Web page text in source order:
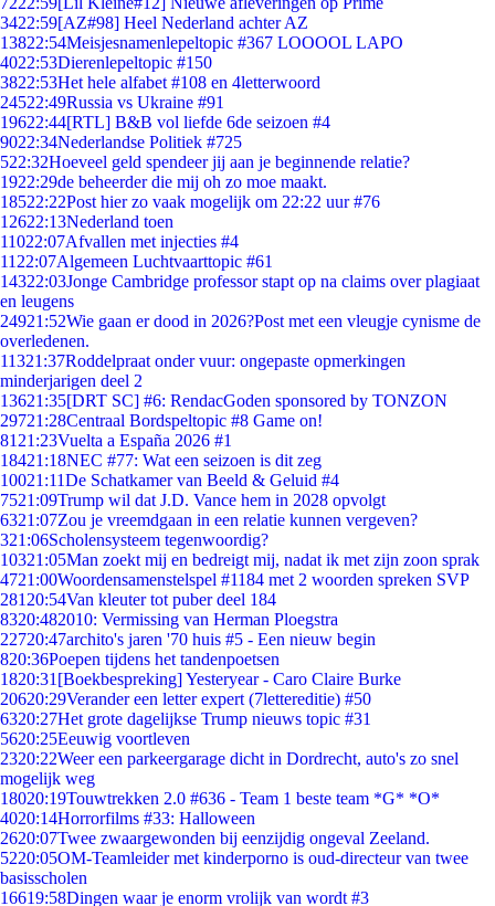
3422:59[AZ#98] Heel Nederland achter AZ
13822:54Meisjesnamenlepeltopic #367 LOOOOL LAPO
4022:53Dierenlepeltopic #150
3822:53Het hele alfabet #108 en 4letterwoord
24522:49Russia vs Ukraine #91
19622:44[RTL] B&B vol liefde 6de seizoen #4
9022:34Nederlandse Politiek #725
522:32Hoeveel geld spendeer jij aan je beginnende relatie?
1922:29de beheerder die mij oh zo moe maakt.
18522:22Post hier zo vaak mogelijk om 22:22 uur #76
12622:13Nederland toen
11022:07Afvallen met injecties #4
11 22:07Algemeen Luchtvaarttopic #61
14322:03Jonge Cambridge professor stapt op na claims over plagiaat
en leugens
24921:52Wie gaan er dood in 2026?Post met een vleugje cynisme de
overledenen.
11321:37Roddelpraat onder vuur: ongepaste opmerkingen
minderjarigen deel 2
13621:35[DRT SC] #6: RendacGoden sponsored by TONZON
29721:28Centraal Bordspeltopic #8 Game on!
81 21:23Vuelta a España 2026 #1
18421:18NEC #77: Wat een seizoen is dit zeg
10021:11De Schatkamer van Beeld & Geluid #4
7521:09Trump wil dat J.D. Vance hem in 2028 opvolgt
6321:07Zou je vreemdgaan in een relatie kunnen vergeven?
321:06Scholensysteem tegenwoordig?
10321:05Man zoekt mij en bedreigt mij, nadat ik met zijn zoon sprak
4721:00Woordensamenstelspel #1184 met 2 woorden spreken SVP
281 20:54Van kleuter tot puber deel 184
8320:482010: Vermissing van Herman Ploegstra
22720:47archito's jaren '70 huis #5 - Een nieuw begin
820:36Poepen tijdens het tandenpoetsen
1820:31 [Boekbespreking] Yesteryear - Caro Claire Burke
20620:29Verander een letter expert (7lettereditie) #50
6320:27Het grote dagelijkse Trump nieuws topic #31
5620:25Eeuwig voortleven
2320:22Weer een parkeergarage dicht in Dordrecht, auto's zo snel
mogelijk weg
18020:19Touwtrekken 2.0 #636 - Team 1 beste team *G* *O*
4020:14Horrorfilms #33: Halloween
2620:07Twee zwaargewonden bij eenzijdig ongeval Zeeland.
5220:05OM-Teamleider met kinderporno is oud-directeur van twee
basisscholen
16619:58Dingen waar je enorm vrolijk van wordt #3